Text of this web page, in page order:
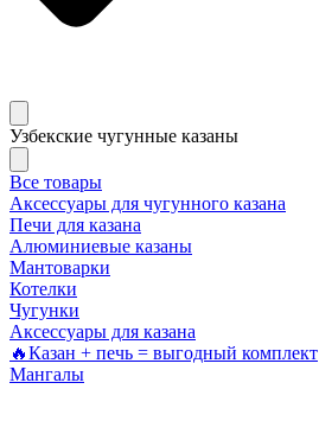
Узбекские чугунные казаны
Все товары
Аксессуары для чугунного казана
Печи для казана
Алюминиевые казаны
Мантоварки
Котелки
Чугунки
Аксессуары для казана
🔥Казан + печь = выгодный комплект
Мангалы